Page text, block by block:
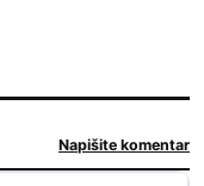
Napišite komentar